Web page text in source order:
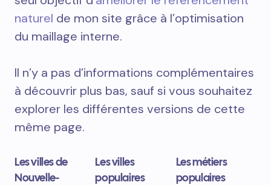
naturel de mon site grâce à l’optimisation
du maillage interne.
Il n’y a pas d’informations complémentaires
à découvrir plus bas, sauf si vous souhaitez
explorer les différentes versions de cette
même page.
Les villes de
Nouvelle-
Les villes
populaires
Les métiers
populaires